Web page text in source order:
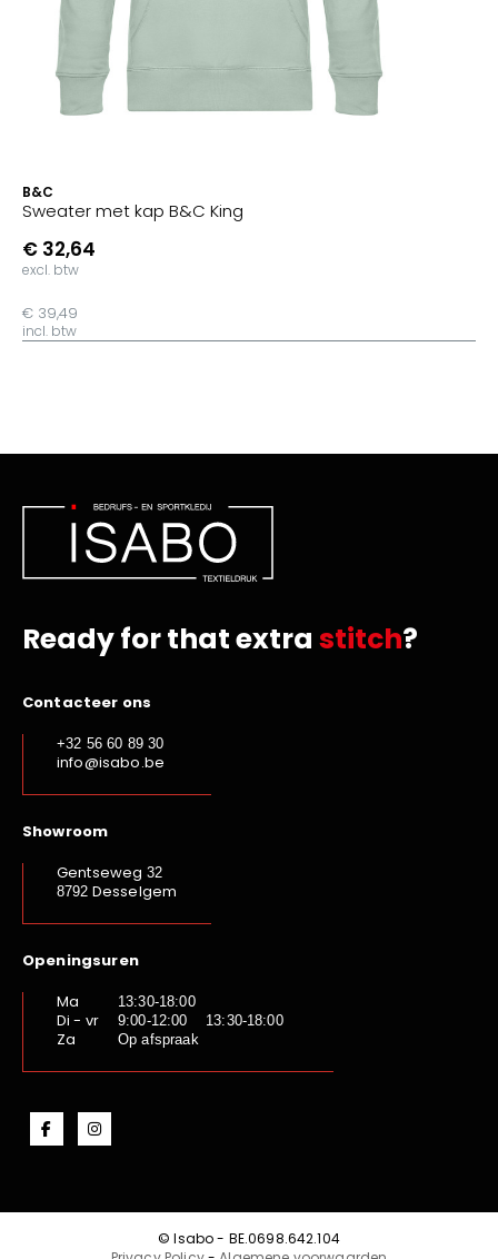
B&C
Sweater met kap B&C King
€ 32,64
excl. btw
€ 39,49
incl. btw
Ready for that extra stitch?
Contacteer ons
+32 56 60 89 30
info@isabo.be
Showroom
Gentseweg 32
8792 Desselgem
Openingsuren
Ma
13:30-18:00
Di - vr 9:00-12:00 13:30-18:00
Za Op afspraak
© Isabo - BE.0698.642.104